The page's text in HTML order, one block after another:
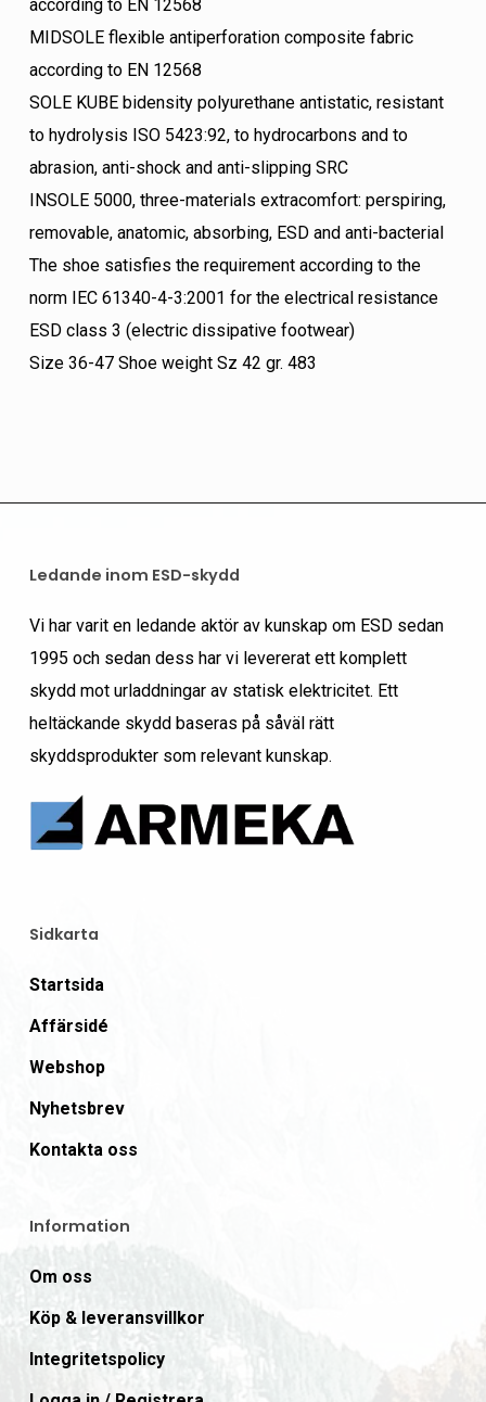
according to EN 12568
MIDSOLE flexible antiperforation composite fabric
according to EN 12568
SOLE KUBE bidensity polyurethane antistatic, resistant
to hydrolysis ISO 5423:92, to hydrocarbons and to
abrasion, anti-shock and anti-slipping SRC
INSOLE 5000, three-materials extracomfort: perspiring,
removable, anatomic, absorbing, ESD and anti-bacterial
The shoe satisfies the requirement according to the
norm IEC 61340-4-3:2001 for the electrical resistance
ESD class 3 (electric dissipative footwear)
Size 36-47 Shoe weight Sz 42 gr. 483
Ledande inom ESD-skydd
Vi har varit en ledande aktör av kunskap om ESD sedan
1995 och sedan dess har vi levererat ett komplett
skydd mot urladdningar av statisk elektricitet. Ett
heltäckande skydd baseras på såväl rätt
skyddsprodukter som relevant kunskap.
Sidkarta
Startsida
Affärsidé
Webshop
Nyhetsbrev
Kontakta oss
Information
Om oss
Köp & leveransvillkor
Integritetspolicy